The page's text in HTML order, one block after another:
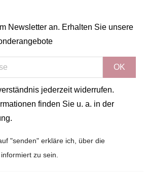
Newsletter an. Erhalten Sie unsere
jederzeit widerrufen.
finden Sie u. a. in der
"senden" erkläre ich, über die
zu sein.